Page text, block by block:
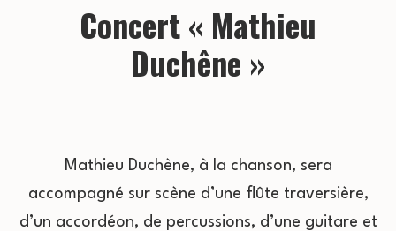
Concert « Mathieu
Duchêne »
Mathieu Duchène, à la chanson, sera
accompagné sur scène d’une flûte traversière,
d’un accordéon, de percussions, d’une guitare et